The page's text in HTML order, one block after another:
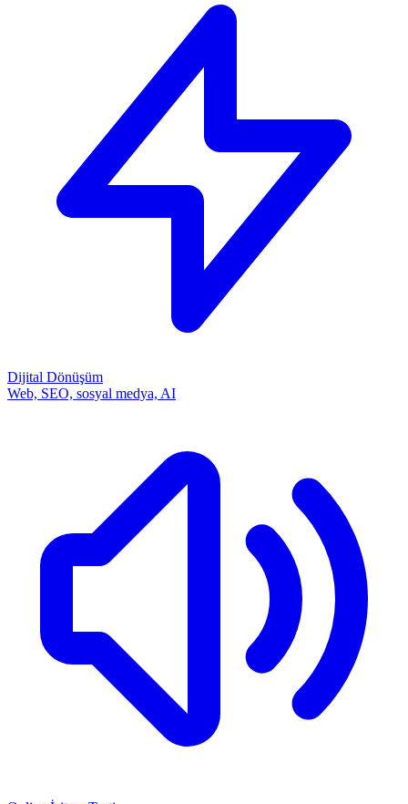
Dijital Dönüşüm
Web, SEO, sosyal medya, AI